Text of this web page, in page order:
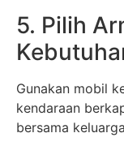
5. Pilih
Gunakan mobil
kendaraan
bersama